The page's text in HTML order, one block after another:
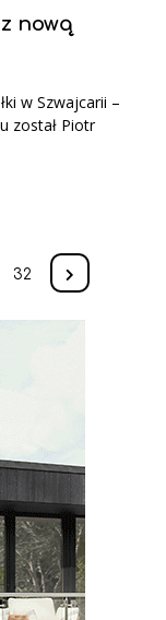
nową
w Szwajcarii –
został Piotr
32